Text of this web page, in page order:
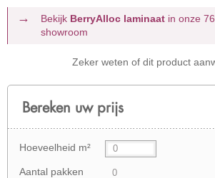
Bekijk BerryAlloc laminaatin onze
showroom
Zeker weten of dit product
Bereken uw prijs
Hoeveelheid m²
Aantal pakken